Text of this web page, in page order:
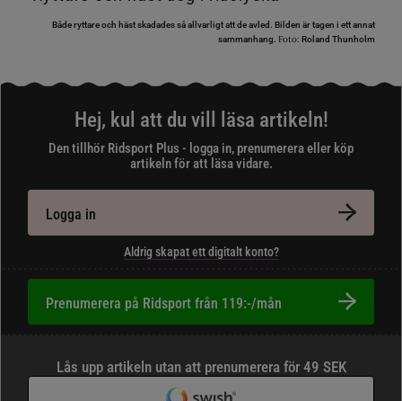
Både ryttare och häst skadades så allvarligt att de avled. Bilden är tagen i ett annat
sammanhang. Foto: Roland Thunholm
Hej, kul att du vill läsa artikeln!
Den tillhör Ridsport Plus - logga in, prenumerera eller köp
artikeln för att läsa vidare.
Logga in
Aldrig skapat ett digitalt konto?
Prenumerera på Ridsport från 119:-/mån